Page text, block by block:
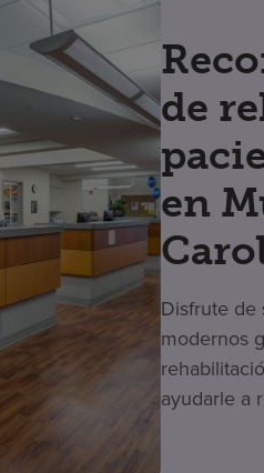
de
en
Disfrute de
modernos
ayudarle a